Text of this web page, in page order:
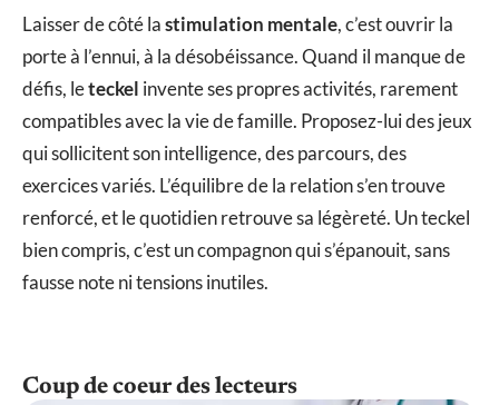
Laisser de côté lastimulation mentale, c’est ouvrir la
porte à l’ennui, à la désobéissance. Quand il manque de
défis, leteckel invente ses propres activités, rarement
compatibles avec la vie de famille. Proposez-lui des jeux
qui sollicitent son intelligence, des parcours, des
exercices variés. L’équilibre de la relation s’en trouve
renforcé, et le quotidien retrouve sa légèreté. Un teckel
bien compris, c’est un compagnon qui s’épanouit, sans
fausse note ni tensions inutiles.
Coup de coeur des lecteurs